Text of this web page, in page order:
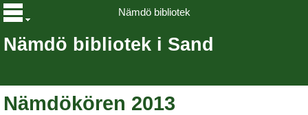
Nämdö bibliotek i Sand
Nämdö bibliotek
Nämdökören 2013